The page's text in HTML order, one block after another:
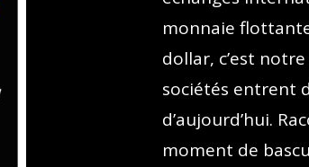
monnaie
dollar, c’est
sociétés entrent
d’aujourd’hui.
moment de